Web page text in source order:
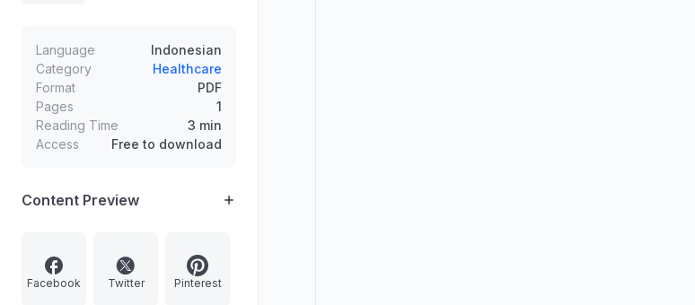
Pediatri dan situs IDAI.
Language
Indonesian
Category
Healthcare
Format
PDF
Pages
1
Reading Time
3 min
Access
Free to download
Content Preview
Facebook Twitter Pinterest